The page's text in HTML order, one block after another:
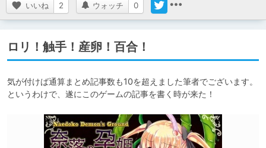
いいね 2 ウォッチ 0
ロリ！触手！産卵！百合！
気が付けば通算まとめ記事数も10を超えました筆者でございます。
というわけで、遂にこのゲームの記事を書く時が来た！